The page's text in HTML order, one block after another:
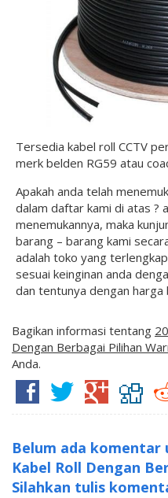
Tersedia kabel roll CCTV
merk belden RG59 atau
Apakah anda telah
dalam daftar kami di atas ?
menemukannya, maka
barang – barang kami
adalah toko yang
sesuai keinginan anda
dan tentunya dengan
Bagikan informasi tentang
Dengan Berbagai Pilihan
Anda.
Belum ada komentar
Kabel Roll Dengan
Silahkan tulis